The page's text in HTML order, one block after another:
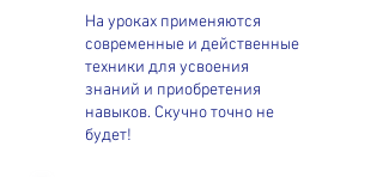
На уроках применяются
современные и действенные
техники для усвоения
знаний и приобретения
навыков. Скучно точно не
будет!